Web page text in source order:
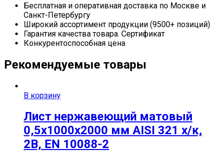
Бесплатная и оперативная доставка по Москве и
Санкт-Петербургу
Широкий ассортимент продукции (9500+ позиций)
Гарантия качества товара. Сертификат
Конкурентоспособная цена
Рекомендуемые товары
В корзину
Лист нержавеющий матовый
0,5х1000х2000 мм AISI 321 х/к,
2B, EN 10088-2